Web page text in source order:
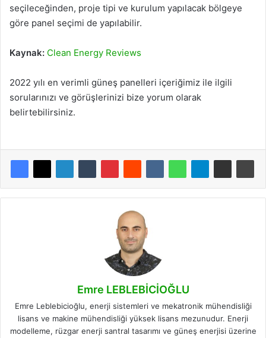
seçileceğinden, proje tipi ve kurulum yapılacak bölgeye
göre panel seçimi de yapılabilir.
Kaynak: Clean Energy Reviews
2022 yılı en verimli güneş panelleri içeriğimiz ile ilgili
sorularınızı ve görüşlerinizi bize yorum olarak
belirtebilirsiniz.
Emre LEBLEBİCİOĞLU
Emre Leblebicioğlu, enerji sistemleri ve mekatronik mühendisliği
lisans ve makine mühendisliği yüksek lisans mezunudur. Enerji
modelleme, rüzgar enerji santral tasarımı ve güneş enerjisi üzerine